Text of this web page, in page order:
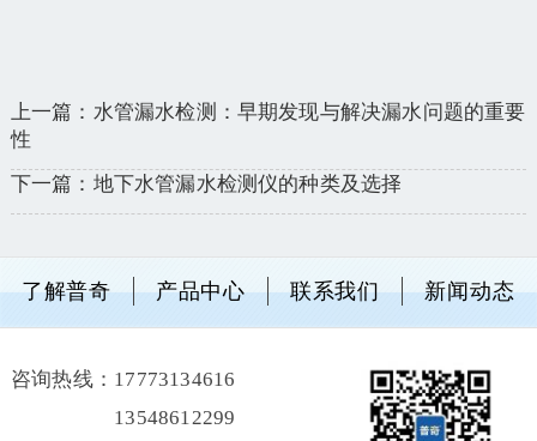
上一篇：水管漏水检测：早期发现与解决漏水问题的重要
性
下一篇：地下水管漏水检测仪的种类及选择
了解普奇 产品中心 联系我们 新闻动态
咨询热线： 17773134616
13548612299